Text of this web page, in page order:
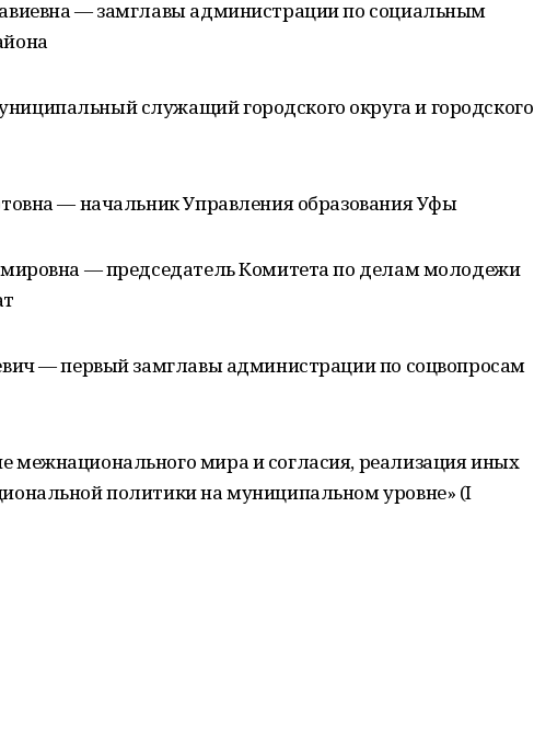
— замглавы администрации по социальным
служащий городского округа и городского
— начальник Управления образования Уфы
— председатель Комитета по делам молодежи
— первый замглавы администрации по соцвопросам
межнационального мира и согласия, реализация иных
политики на муниципальном уровне» (I